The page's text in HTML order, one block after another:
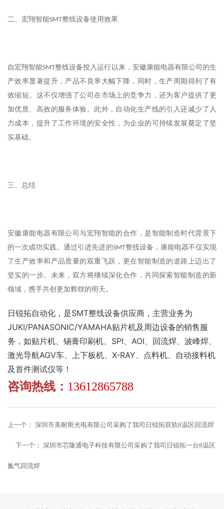
二、 宏翔智能SMT整线设备使用效果
自宏翔智能SMT整线设备投入运行以来，安徽康能电器有限公司的生
产效率显著提升，产品不良率大幅下降，同时，生产周期得到了有
效缩短。这不仅增强了公司在市场上的竞争力，还为客户提供了更
加优质、高效的服务体验。此外，自动化生产线的引入还减少了人
力成本，提升了工作环境的安全性，为企业的可持续发展奠定了坚
实基础。
三、总结
安徽康能电器有限公司与宏翔智能的合作，是智能制造时代背景下
的一次成功实践。通过引进先进的SMT整线设备，康能电器不仅实现
了生产效率和产品质量的双重飞跃，更在智能制造的道路上迈出了
坚实的一步。未来，双方将继续深化合作，共同探索智能制造的新
领域，携手共创更加辉煌的明天。
日锐拓自动化，是SMT整线设备供应商，主营业务为
JUKI/PANASONIC/YAMAHA贴片机及周边设备的销售服
务，如贴片机、锡膏印刷机、SPI、AOI、回流焊、波峰焊、
激光导航AGV车、上下板机、X-RAY、点料机、自动接料机
及首件测试仪等！
咨询热线： 13612865788
上一个： 深圳市美耐斯光电有限公司采购了我司日锐拓双轨8温区回流焊
下一个： 深圳市芯隆通电子科技有限公司采购了我司日锐拓一台8温区
氮气回流焊